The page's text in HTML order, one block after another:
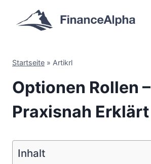
Inhalt
Startseite » Artikrl
Optionen Rollen –
Praxisnah Erklärt
Inhalt